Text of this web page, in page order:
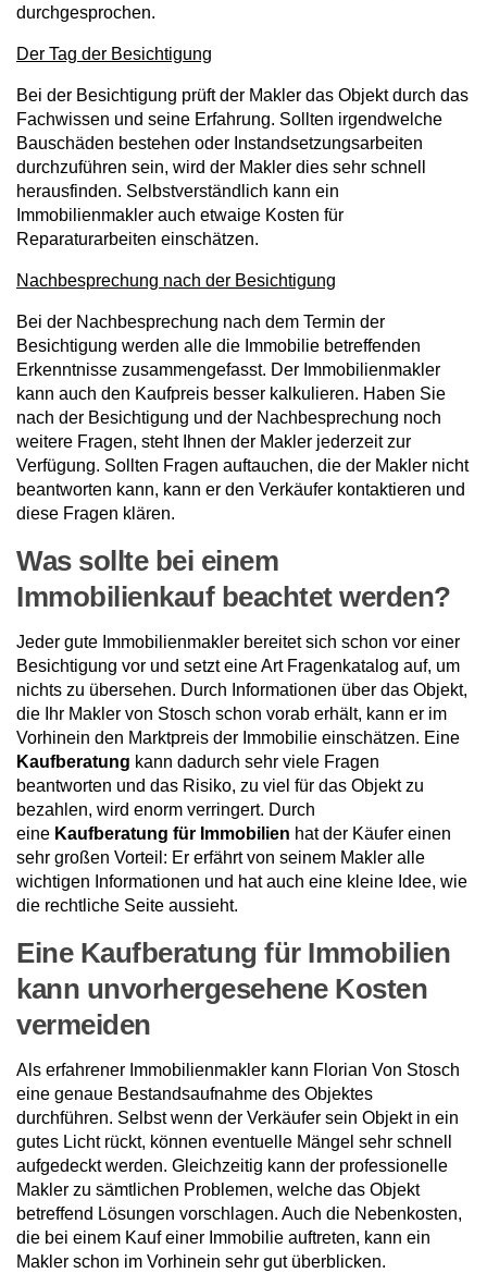
durchgesprochen.
Der Tag der Besichtigung
Bei der Besichtigung prüft der Makler das Objekt durch das
Fachwissen und seine Erfahrung. Sollten irgendwelche
Bauschäden bestehen oder Instandsetzungsarbeiten
durchzuführen sein, wird der Makler dies sehr schnell
herausfinden. Selbstverständlich kann ein
Immobilienmakler auch etwaige Kosten für
Reparaturarbeiten einschätzen.
Nachbesprechung nach der Besichtigung
Bei der Nachbesprechung nach dem Termin der
Besichtigung werden alle die Immobilie betreffenden
Erkenntnisse zusammengefasst. Der Immobilienmakler
kann auch den Kaufpreis besser kalkulieren. Haben Sie
nach der Besichtigung und der Nachbesprechung noch
weitere Fragen, steht Ihnen der Makler jederzeit zur
Verfügung. Sollten Fragen auftauchen, die der Makler nicht
beantworten kann, kann er den Verkäufer kontaktieren und
diese Fragen klären.
Was sollte bei einem
Immobilienkauf beachtet werden?
Jeder gute Immobilienmakler bereitet sich schon vor einer
Besichtigung vor und setzt eine Art Fragenkatalog auf, um
nichts zu übersehen. Durch Informationen über das Objekt,
die Ihr Makler von Stosch schon vorab erhält, kann er im
Vorhinein den Marktpreis der Immobilie einschätzen. Eine
Kaufberatung kann dadurch sehr viele Fragen
beantworten und das Risiko, zu viel für das Objekt zu
bezahlen, wird enorm verringert. Durch
eine Kaufberatung für Immobilien hat der Käufer einen
sehr großen Vorteil: Er erfährt von seinem Makler alle
wichtigen Informationen und hat auch eine kleine Idee, wie
die rechtliche Seite aussieht.
Eine Kaufberatung für Immobilien
kann unvorhergesehene Kosten
vermeiden
Als erfahrener Immobilienmakler kann Florian Von Stosch
eine genaue Bestandsaufnahme des Objektes
durchführen. Selbst wenn der Verkäufer sein Objekt in ein
gutes Licht rückt, können eventuelle Mängel sehr schnell
aufgedeckt werden. Gleichzeitig kann der professionelle
Makler zu sämtlichen Problemen, welche das Objekt
betreffend Lösungen vorschlagen. Auch die Nebenkosten,
die bei einem Kauf einer Immobilie auftreten, kann ein
Makler schon im Vorhinein sehr gut überblicken.